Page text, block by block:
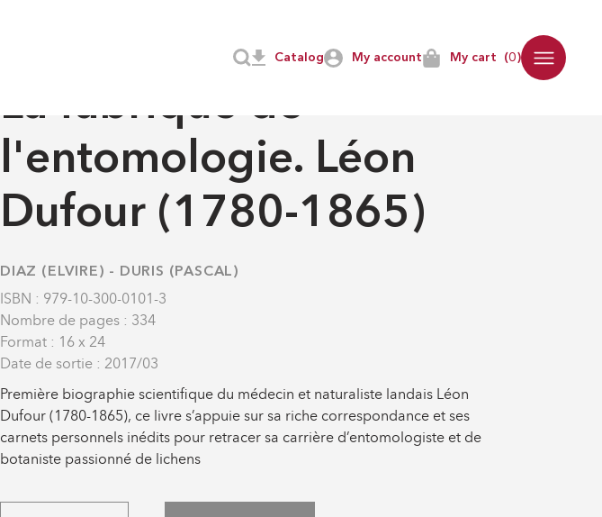
My account My cart (0)
Catalog
SCIENCES
La fabrique de
l'entomologie. Léon
Dufour (1780-1865)
DIAZ (ELVIRE) - DURIS (PASCAL)
ISBN : 979-10-300-0101-3
Nombre de pages : 334
Format : 16 x 24
Date de sortie : 2017/03
Première biographie scientifique du médecin et naturaliste landais Léon
Dufour (1780-1865), ce livre s’appuie sur sa riche correspondance et ses
carnets personnels inédits pour retracer sa carrière d’entomologiste et de
botaniste passionné de lichens